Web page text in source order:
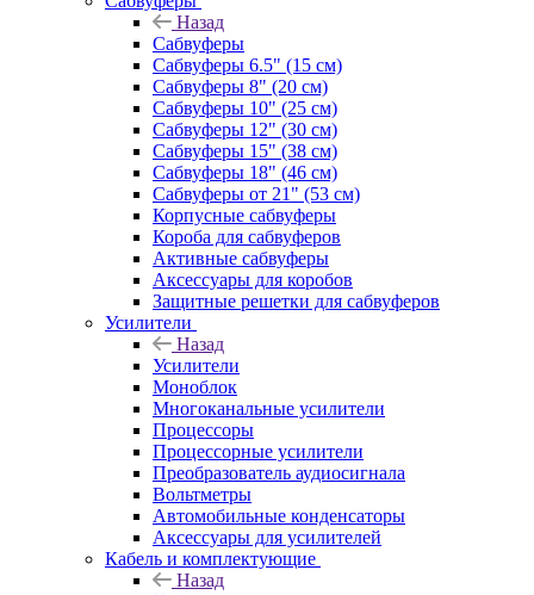
Назад
Сабвуферы
Сабвуферы 6.5" (15 см)
Сабвуферы 8" (20 см)
Сабвуферы 10" (25 см)
Сабвуферы 12" (30 см)
Сабвуферы 15" (38 см)
Сабвуферы 18" (46 см)
Сабвуферы от 21" (53 см)
Корпусные сабвуферы
Короба для сабвуферов
Активные сабвуферы
Аксессуары для коробов
Защитные решетки для сабвуферов
Усилители
Назад
Усилители
Моноблок
Многоканальные усилители
Процессоры
Процессорные усилители
Преобразователь аудиосигнала
Вольтметры
Автомобильные конденсаторы
Аксессуары для усилителей
Кабель и комплектующие
Назад